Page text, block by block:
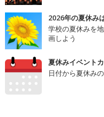
2026年の夏休み
学校の夏休みを
画しよう
夏休みイベント
日付から夏休み